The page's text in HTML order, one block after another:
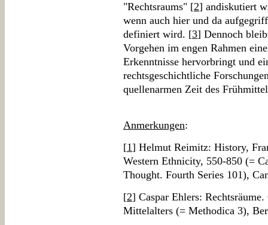
"Rechtsraums" [2] andiskutiert
wenn auch hier und da
definiert wird. [3] Dennoch
Vorgehen im engen Rahmen
Erkenntnisse hervorbringt und
rechtsgeschichtliche
quellenarmen Zeit des
Anmerkungen:
[1] Helmut Reimitz: History,
Western Ethnicity, 550-850 (=
Thought. Fourth Series 101),
[2] Caspar Ehlers:
Mittelalters (= Methodica 3),